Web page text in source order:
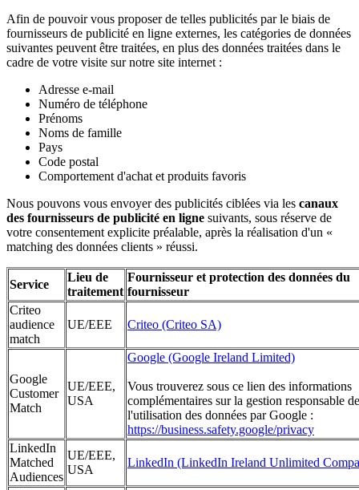
Afin de pouvoir vous proposer de telles publicités par le biais de
fournisseurs de publicité en ligne externes, les catégories de données
suivantes peuvent être traitées, en plus des données traitées dans le
cadre de votre visite sur notre site internet :
Adresse e-mail
Numéro de téléphone
Prénoms
Noms de famille
Pays
Code postal
Comportement d'achat et produits favoris
Nous pouvons vous envoyer des publicités ciblées via les canaux
des fournisseurs de publicité en ligne suivants, sous réserve de
votre consentement explicite préalable, après la réalisation d'un «
matching des données clients » réussi.
Service
Lieu de
traitement
Fournisseur et protection des données du
fournisseur
Criteo
audience
match
UE/EEE Criteo (Criteo SA)
Google
Customer
Match
UE/EEE,
USA
Google (Google Ireland Limited)
Vous trouverez sous ce lien des informations
complémentaires sur la gestion responsable de
l'utilisation des données par Google :
https://business.safety.google/privacy
LinkedIn
Matched
Audiences
UE/EEE,
USA
LinkedIn (LinkedIn Ireland Unlimited